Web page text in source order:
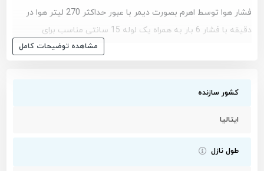
فشار هوا توسط اهرم بصورت دیمر با عبور حداکثر 270 لیتر هوا در
دقیقه با فشار 6 بار به همراه یک لوله 15 سانتی مناسب برای
بادگیری و تمیز کردن گرد و غبار از سطح کار شما می شود.
مشاهده تمام محصولات برند
مشاهده توضیحات کامل
کشور سازنده
ایتالیا
طول نازل